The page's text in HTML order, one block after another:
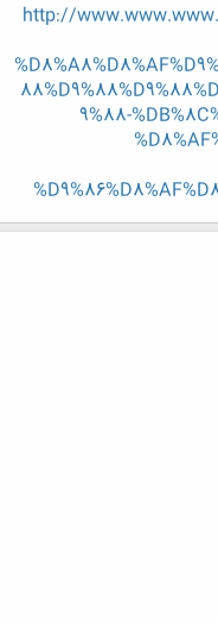
http://
9%88-